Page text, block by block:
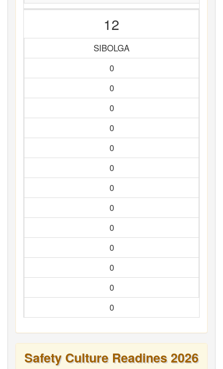
12
SIBOLGA
0
0
0
0
0
0
0
0
0
0
0
0
0
Safety Culture Readines 2026